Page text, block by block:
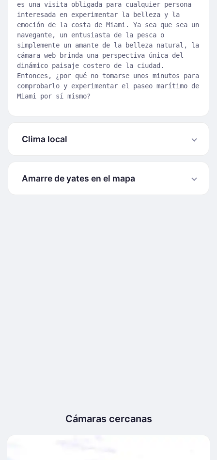
es una visita obligada para cualquier persona
interesada en experimentar la belleza y la
emoción de la costa de Miami. Ya sea que sea un
navegante, un entusiasta de la pesca o
simplemente un amante de la belleza natural, la
cámara web brinda una perspectiva única del
dinámico paisaje costero de la ciudad.
Entonces, ¿por qué no tomarse unos minutos para
comprobarlo y experimentar el paseo marítimo de
Miami por sí mismo?
Clima local
Amarre de yates en el mapa
Cámaras cercanas